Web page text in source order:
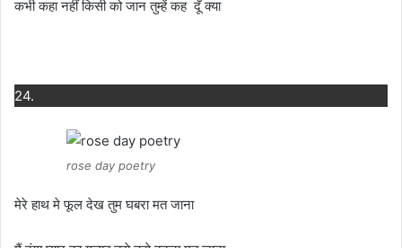
कभी कहा नहीं किसी को जान तुम्हें कह दूँ क्या
24.
rose day poetry
मेरे हाथ मे फूल देख तुम घबरा मत जाना